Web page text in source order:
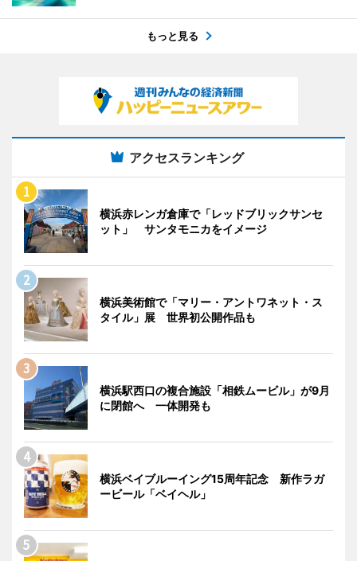
もっと見る
アクセスランキング
横浜赤レンガ倉庫で「レッドブリックサンセ
ット」 サンタモニカをイメージ
横浜美術館で「マリー・アントワネット・ス
タイル」展 世界初公開作品も
横浜駅西口の複合施設「相鉄ムービル」が9月
に閉館へ 一体開発も
横浜ベイブルーイング15周年記念 新作ラガ
ービール「ベイヘル」